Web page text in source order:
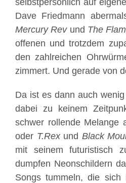
selbstpersönlich auf
Dave Friedmann
Mercury Revund The
offenen und trotzdem
den zahlreichen
zimmert. Und gerade von
Da ist es dann auch
dabei zu keinem
schwer rollende Melange
oder T.Rexund Black
mit seinem futuristisch
dumpfen Neonschildern
Songs tummeln, die